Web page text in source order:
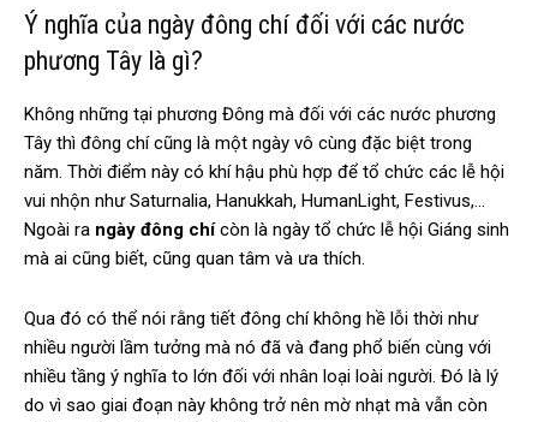
Ý nghĩa của ngày đông chí đối với các nước
phương Tây là gì?
Không những tại phương Đông mà đối với các nước phương
Tây thì đông chí cũng là một ngày vô cùng đặc biệt trong
năm. Thời điểm này có khí hậu phù hợp để tổ chức các lễ hội
vui nhộn như Saturnalia, Hanukkah, HumanLight, Festivus,…
Ngoài ra ngày đông chícòn là ngày tổ chức lễ hội Giáng sinh
mà ai cũng biết, cũng quan tâm và ưa thích.
Qua đó có thể nói rằng tiết đông chí không hề lỗi thời như
nhiều người lầm tưởng mà nó đã và đang phổ biến cùng với
nhiều tầng ý nghĩa to lớn đối với nhân loại loài người. Đó là lý
do vì sao giai đoạn này không trở nên mờ nhạt mà vẫn còn